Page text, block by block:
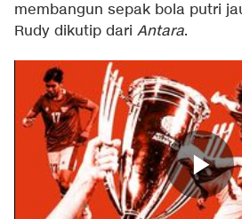
membangun sepak bola putri
Rudy dikutip dari Antara.